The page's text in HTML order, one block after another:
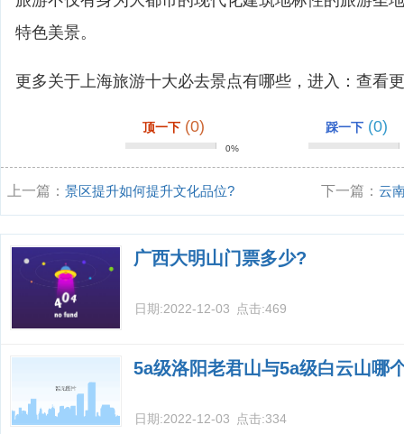
特色美景。
更多关于上海旅游十大必去景点有哪些，进入：查看
顶一下 (0)
0%
踩一下 (0)
上一篇： 景区提升如何提升文化品位? 下一篇：云
广西大明山门票多少?
日期:2022-12-03 点击:469
5a级洛阳老君山与5a级白云山哪
日期:2022-12-03 点击:334